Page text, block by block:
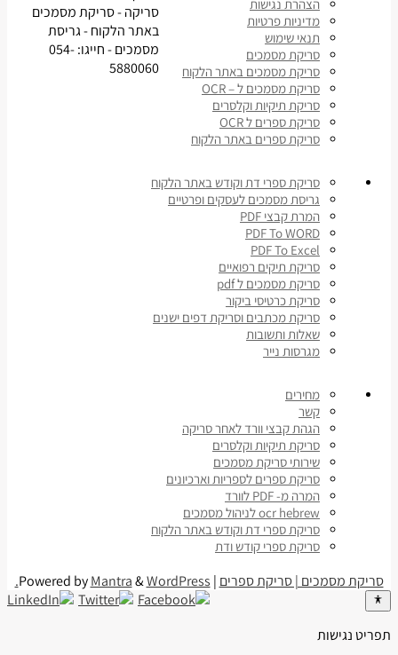
הצהרת נגישות
מדיניות פרטיות
תנאי שימוש
סריקת מסמכים
סריקת מסמכים באתר הלקוח
סריקת מסמכים ל – OCR
סריקת תיקיות וקלסרים
סריקת ספרים ל OCR
סריקת ספרים באתר הלקוח
סריקת ספרי דת וקודש באתר הלקוח
גריסת מסמכים לעסקים ופרטיים
המרת קבצי PDF
PDF To WORD
PDF To Excel
סריקת תיקים רפואיים
סריקת מסמכים ל pdf
סריקת כרטיסי ביקור
סריקת מכתבים וסריקת דפים ישנים
שאלות ותשובות
מגרסות נייר
מחירים
קשר
הגהת קבצי וורד לאחר סריקה
סריקת תיקיות וקלסרים
שירותי סריקת מסמכים
סריקת ספרים לספריות וארכיונים
המרה מ- PDF לוורד
ocr hebrew לניהול מסמכים
סריקת ספרי דת וקודש באתר הלקוח
סריקת ספרי קודש ודת
סריקה - סריקת מסמכים
באתר הלקוח - גריסת
מסמכים - חייגו: 054-
5880060
סריקת מסמכים | סריקת ספרים | Powered by
Mantra&WordPress.
תפריט נגישות